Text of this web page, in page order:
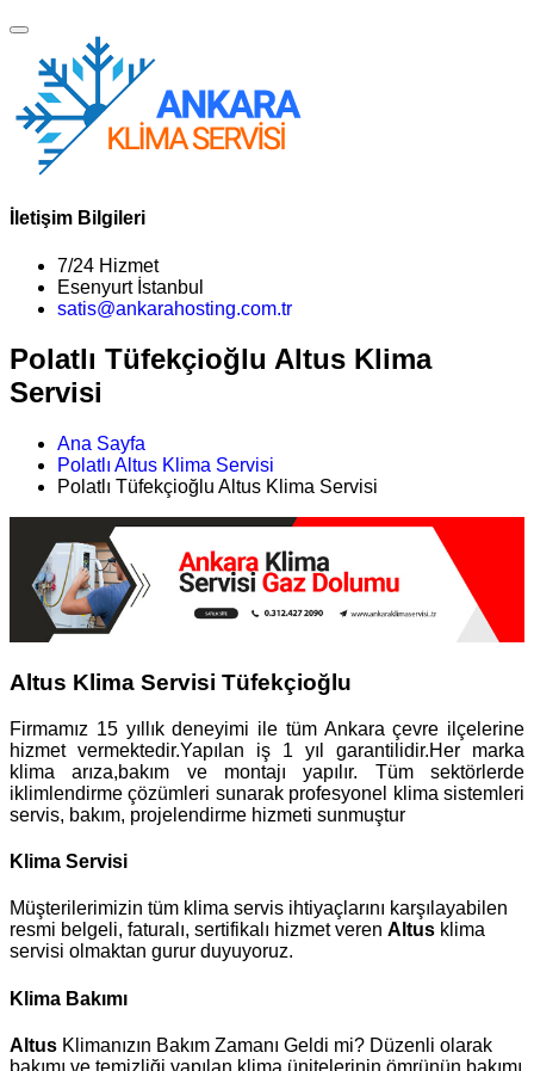
İletişim Bilgileri
7/24 Hizmet
Esenyurt İstanbul
satis@ankarahosting.com.tr
Polatlı Tüfekçioğlu Altus Klima
Servisi
Ana Sayfa
Polatlı Altus Klima Servisi
Polatlı Tüfekçioğlu Altus Klima Servisi
Altus Klima Servisi Tüfekçioğlu
Firmamız 15 yıllık deneyimi ile tüm Ankara çevre ilçelerine
hizmet vermektedir.Yapılan iş 1 yıl garantilidir.Her marka
klima arıza,bakım ve montajı yapılır. Tüm sektörlerde
iklimlendirme çözümleri sunarak profesyonel klima sistemleri
servis, bakım, projelendirme hizmeti sunmuştur
Klima Servisi
Müşterilerimizin tüm klima servis ihtiyaçlarını karşılayabilen
resmi belgeli, faturalı, sertifikalı hizmet veren Altus klima
servisi olmaktan gurur duyuyoruz.
Klima Bakımı
Altus Klimanızın Bakım Zamanı Geldi mi? Düzenli olarak
bakımı ve temizliği yapılan klima ünitelerinin ömrünün bakımı